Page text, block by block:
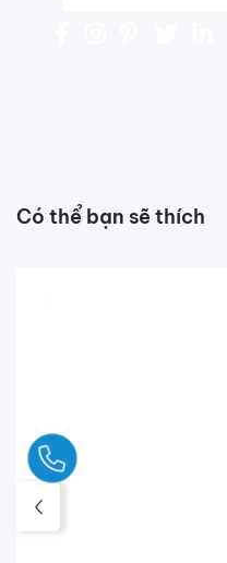
Có thể bạn sẽ thích